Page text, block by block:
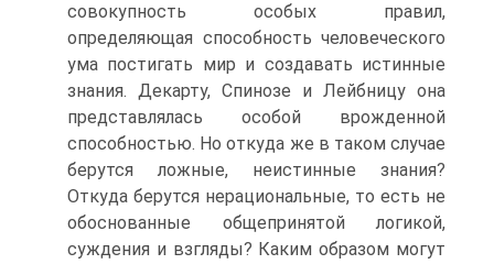
совокупность особых правил,
определяющая способность человеческого
ума постигать мир и создавать истинные
знания. Декарту, Спинозе и Лейбницу она
представлялась особой врожденной
способностью. Но откуда же в таком случае
берутся ложные, неистинные знания?
Откуда берутся нерациональные, то есть не
обоснованные общепринятой логикой,
суждения и взгляды? Каким образом могут